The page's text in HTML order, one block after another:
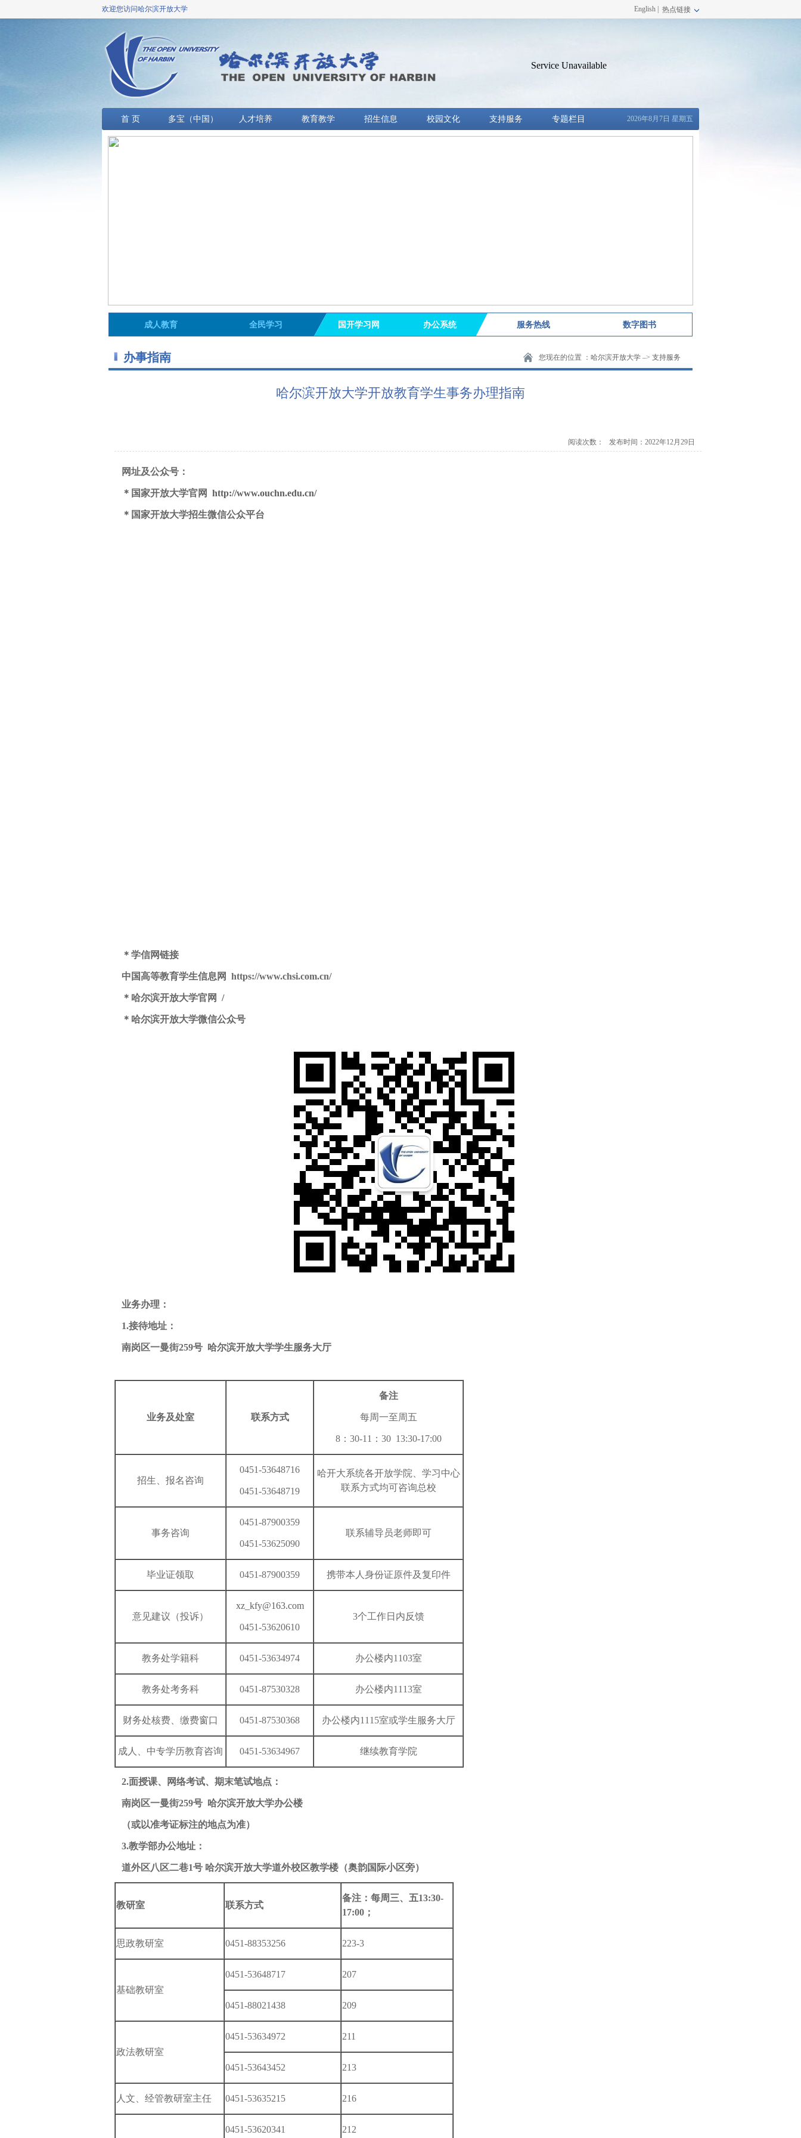
欢迎您访问哈尔滨开放大学 English | 热点链接
首 页 多宝（中国） 人才培养 教育教学 招生信息 校园文化 支持服务 专题栏目 2026年8月7日 星期五
成人教育 全民学习 国开学习网 办公系统 服务热线 数字图书
您现在的位置 ： 哈尔滨开放大学 –> 支持服务
办事指南
哈尔滨开放大学开放教育学生事务办理指南
阅读次数： 发布时间：2022年12月29日
网址及公众号：
＊国家开放大学官网 http://www.ouchn.edu.cn/
＊国家开放大学招生微信公众平台
＊学信网链接
中国高等教育学生信息网 https://www.chsi.com.cn/
＊哈尔滨开放大学官网 /
＊ 哈尔滨开放大学微信公众号
业务办理：
1.接待地址：
南岗区一曼街259号 哈尔滨开放大学学生服务大厅
业务及处室 联系方式
备注
每周一至周五
8：30-11：30 13:30-17:00
招生、报名咨询
0451-53648716
0451-53648719
哈开大系统各开放学院、学习中心
联系方式均可咨询总校
事务咨询
0451-87900359
0451-53625090
联系辅导员老师即可
毕业证领取 0451-87900359 携带本人身份证原件及复印件
意见建议（投诉）
xz_kfy@163.com
0451-53620610
3个工作日内反馈
教务处学籍科 0451-53634974 办公楼内1103室
教务处考务科 0451-87530328 办公楼内1113室
财务处核费、缴费窗口 0451-87530368 办公楼内1115室或学生服务大厅
成人、中专学历教育咨询 0451-53634967 继续教育学院
2.面授课、网络考试、期末笔试地点：
南岗区一曼街259号 哈尔滨开放大学办公楼
（或以准考证标注的地点为准）
3.教学部办公地址：
道外区八区二巷1号 哈尔滨开放大学道外校区教学楼（奥韵国际小区旁）
教研室 联系方式
备注：每周三、五13:30-
17:00 ；
思政教研室 0451-88353256 223-3
基础教研室
0451-53648717 207
0451-88021438 209
政法教研室
0451-53634972 211
0451-53643452 213
人文、经管教研室主任 0451-53635215 216
0451-53620341 212